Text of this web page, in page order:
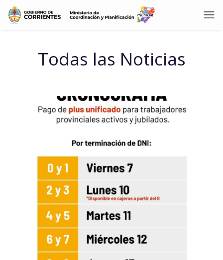
Todas las Noticias